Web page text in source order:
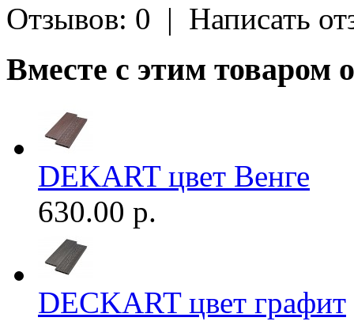
Отзывов: 0 | Написать
Вместе с этим товаром
DEKART цвет Венге
630.00 р.
DECKART цвет графит